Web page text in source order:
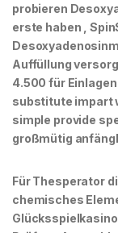
probieren
erste haben ,
Auffüllung
4.500 für
substitute impart
simple provide
großmütig
Für Thesperator
chemisches